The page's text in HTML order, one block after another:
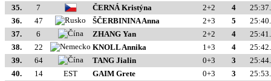
35.
7 ČERNÁ Kristýna 2+2 4
36.
47 ŠČERBININA Anna 2+3 5
37.
6 ZHANG Yan 2+2 4
38.
22 KNOLL Annika 1+3 4
39.
64 TANG Jialin 0+3 3
40.
14 EST GAIM Grete 0+3 3